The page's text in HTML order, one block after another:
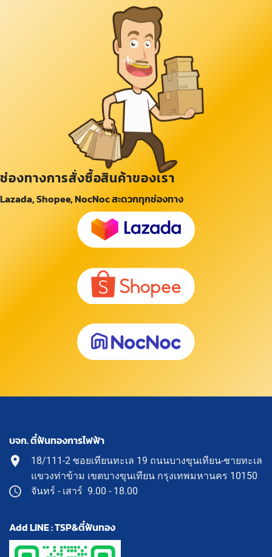
ช่องทางการสั่งซื้อสินค้าของเรา
Lazada, Shopee, NocNoc สะดวกทุกช่องทาง
บจก. ตี๋ฟันทองการไฟฟ้า
18/111-2 ซอยเทียนทะเล 19 ถนนบางขุนเทียน-ชายทะเล
แขวงท่าข้าม เขตบางขุนเทียน กรุงเทพมหานคร 10150
จันทร์ - เสาร์ 9.00 - 18.00
Add LINE : TSP&ตี๋ฟันทอง